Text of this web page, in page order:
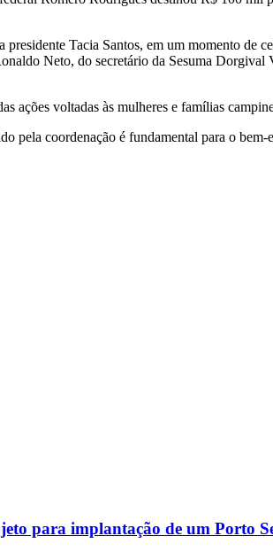
Tacia Santos, em um momento de
Neto, do secretário da Sesuma Dorgival
ações voltadas às mulheres e famílias
pela coordenação é fundamental para o bem-
para implantação de um Porto